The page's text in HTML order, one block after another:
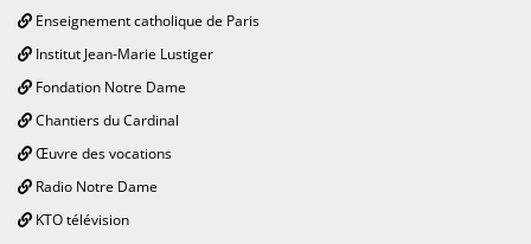
Enseignement catholique de Paris
Institut Jean-Marie Lustiger
Fondation Notre Dame
Chantiers du Cardinal
Œuvre des vocations
Radio Notre Dame
KTO télévision